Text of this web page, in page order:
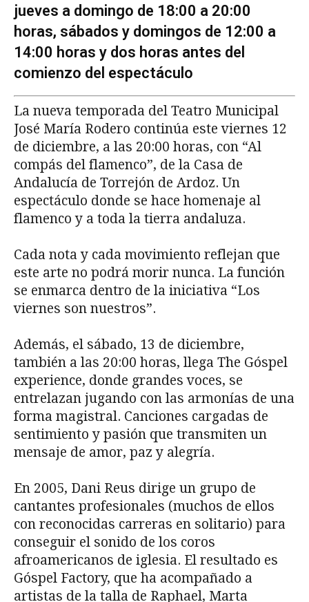
jueves a domingo de 18:00 a 20:00
horas, sábados y domingos de 12:00 a
14:00 horas y dos horas antes del
comienzo del espectáculo
La nueva temporada del Teatro Municipal
José María Rodero continúa este viernes 12
de diciembre, a las 20:00 horas, con “Al
compás del flamenco”, de la Casa de
Andalucía de Torrejón de Ardoz. Un
espectáculo donde se hace homenaje al
flamenco y a toda la tierra andaluza.
Cada nota y cada movimiento reflejan que
este arte no podrá morir nunca. La función
se enmarca dentro de la iniciativa “Los
viernes son nuestros”.
Además, el sábado, 13 de diciembre,
también a las 20:00 horas, llega The Góspel
experience, donde grandes voces, se
entrelazan jugando con las armonías de una
forma magistral. Canciones cargadas de
sentimiento y pasión que transmiten un
mensaje de amor, paz y alegría.
En 2005, Dani Reus dirige un grupo de
cantantes profesionales (muchos de ellos
con reconocidas carreras en solitario) para
conseguir el sonido de los coros
afroamericanos de iglesia. El resultado es
Góspel Factory, que ha acompañado a
artistas de la talla de Raphael, Marta